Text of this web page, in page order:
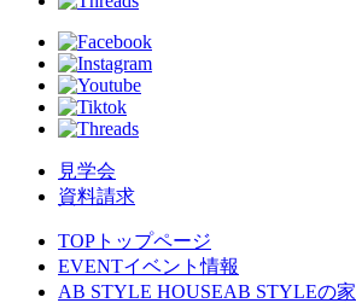
見学会
資料請求
TOP トップページ
EVENTイベント情報
AB STYLE HOUSEAB STYLEの家